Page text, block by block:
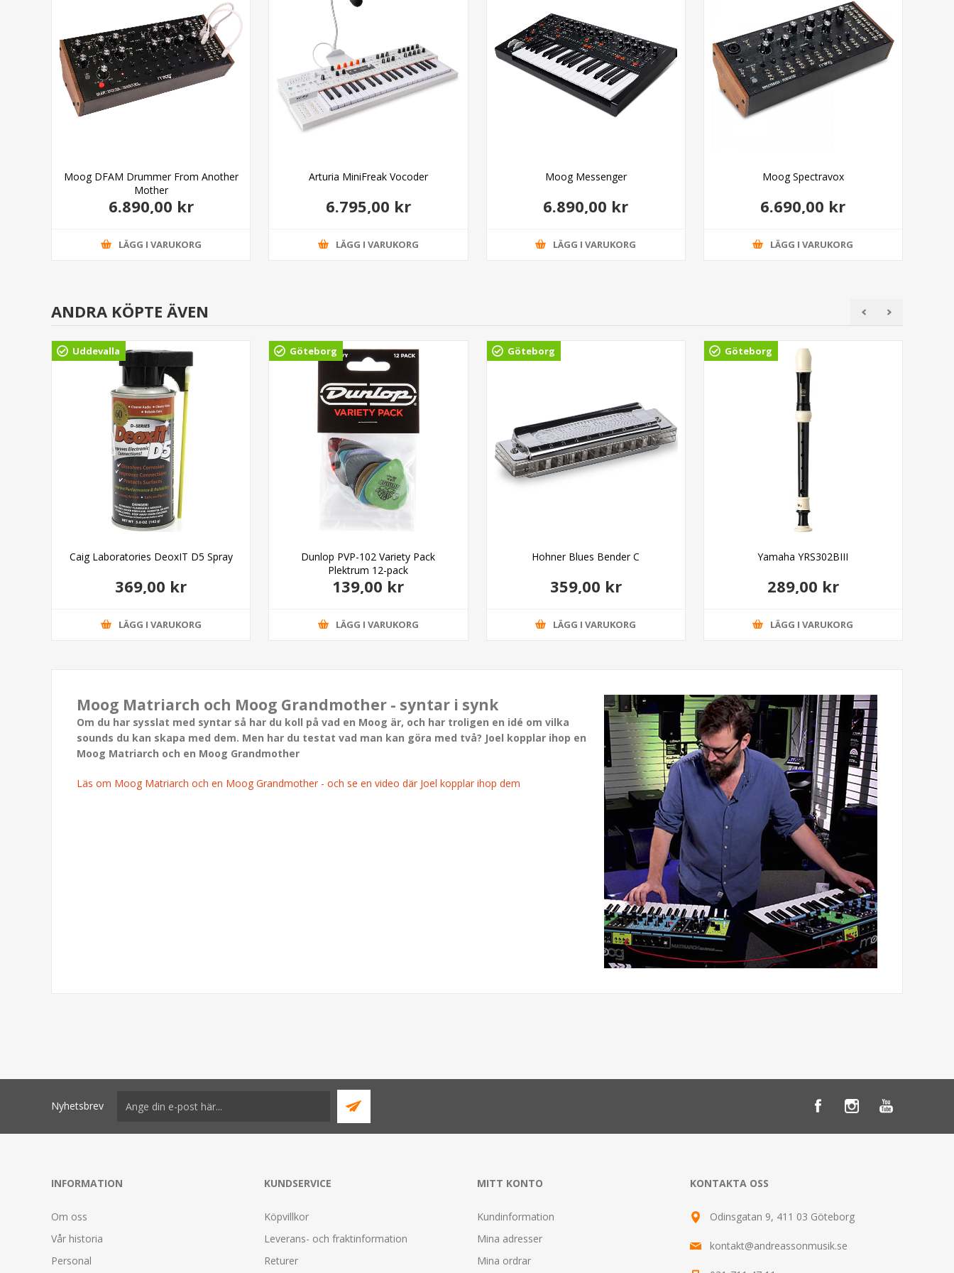
Moog DFAM Drummer From Another
Mother
6.890,00 kr
LÄGG I VARUKORG
Arturia MiniFreak Vocoder
6.795,00 kr
LÄGG I VARUKORG
Moog Messenger
6.890,00 kr
LÄGG I VARUKORG
Moog Spectravox
6.690,00 kr
LÄGG I VARUKORG
ANDRA KÖPTE ÄVEN
Uddevalla
Caig Laboratories DeoxIT D5 Spray
369,00 kr
LÄGG I VARUKORG
Göteborg
Dunlop PVP-102 Variety Pack
Plektrum 12-pack
139,00 kr
LÄGG I VARUKORG
Göteborg
Hohner Blues Bender C
359,00 kr
LÄGG I VARUKORG
Göteborg
Yamaha YRS302BIII
289,00 kr
LÄGG I VARUKORG
Moog Matriarch och Moog Grandmother - syntar i synk
Om du har sysslat med syntar så har du koll på vad en Moog är, och har troligen en idé om vilka
sounds du kan skapa med dem. Men har du testat vad man kan göra med två? Joel kopplar ihop en
Moog Matriarch och en Moog Grandmother
Läs om Moog Matriarch och en Moog Grandmother - och se en video där Joel kopplar ihop dem
Nyhetsbrev
INFORMATION
Om oss
Vår historia
Personal
KUNDSERVICE
Köpvillkor
Leverans- och fraktinformation
Returer
MITT KONTO
Kundinformation
Mina adresser
Mina ordrar
KONTAKTA OSS
Odinsgatan 9, 411 03 Göteborg
kontakt@andreassonmusik.se